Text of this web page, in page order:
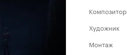
Композитор
Художник
Монтаж